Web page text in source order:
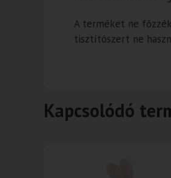
A terméket ne
tisztítószert ne
Kapcsolódó